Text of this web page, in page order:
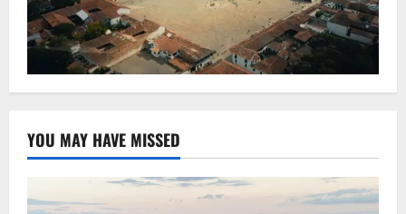
YOU MAY HAVE MISSED